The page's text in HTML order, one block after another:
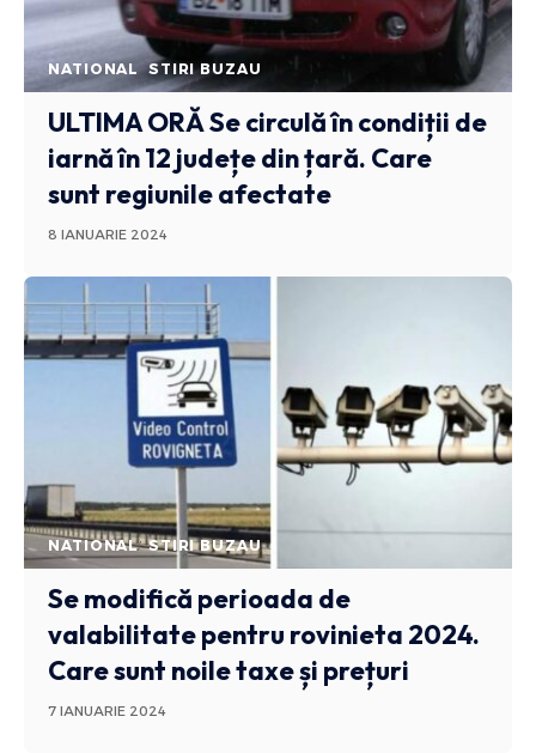
NATIONAL STIRI BUZAU
ULTIMA ORĂSe circulă în condiții de
iarnă în 12 județe din țară. Care
sunt regiunile afectate
8 IANUARIE 2024
NATIONAL STIRI BUZAU
Se modifică perioada de
valabilitate pentru rovinieta 2024.
Care sunt noile taxe și prețuri
7 IANUARIE 2024